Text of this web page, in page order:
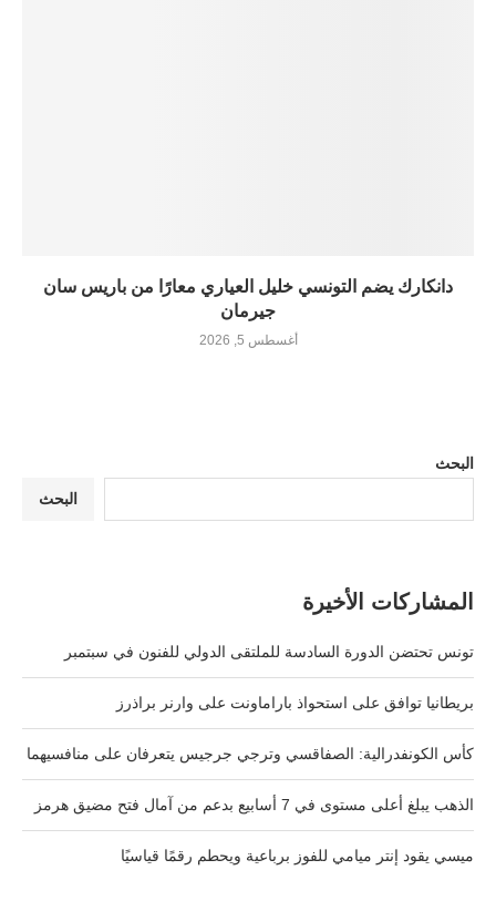
دانكارك يضم التونسي خليل العياري معارًا من باريس سان
جيرمان
أغسطس 5, 2026
البحث
البحث
المشاركات الأخيرة
تونس تحتضن الدورة السادسة للملتقى الدولي للفنون في سبتمبر
بريطانيا توافق على استحواذ باراماونت على وارنر براذرز
كأس الكونفدرالية: الصفاقسي وترجي جرجيس يتعرفان على منافسيهما
الذهب يبلغ أعلى مستوى في 7 أسابيع بدعم من آمال فتح مضيق هرمز
ميسي يقود إنتر ميامي للفوز برباعية ويحطم رقمًا قياسيًا